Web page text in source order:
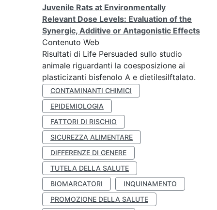
Juvenile Rats at Environmentally
Relevant Dose Levels: Evaluation of the
Synergic, Additive or Antagonistic Effects
Contenuto Web
Risultati di Life Persuaded sullo studio
animale riguardanti la coesposizione ai
plasticizanti bisfenolo A e dietilesilftalato.
CONTAMINANTI CHIMICI
EPIDEMIOLOGIA
FATTORI DI RISCHIO
SICUREZZA ALIMENTARE
DIFFERENZE DI GENERE
TUTELA DELLA SALUTE
BIOMARCATORI
INQUINAMENTO
PROMOZIONE DELLA SALUTE